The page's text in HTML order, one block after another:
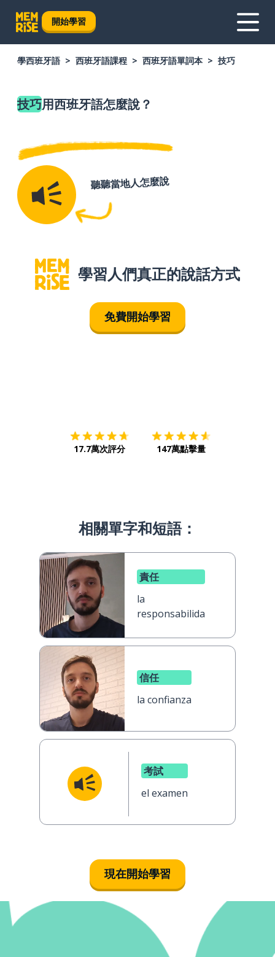
開始學習
學西班牙語 西班牙語課程 西班牙語單詞本 技巧
技巧用西班牙語怎麼說？
聽聽當地人怎麼說
學習人們真正的說話方式
免費開始學習
17.7萬次評分 147萬點擊量
相關單字和短語：
責任
la
responsabilidad
信任
la confianza
考試
el examen
現在開始學習